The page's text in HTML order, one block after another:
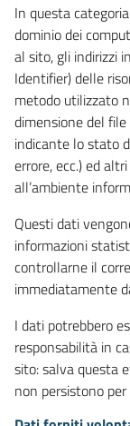
In questa
dominio dei
al sito, gli indirizzi
Identifier) delle
metodo utilizzato
dimensione del
indicante lo stato
errore, ecc.) ed
all’ambiente
Questi dati
informazioni
controllarne il
immediatamente
I dati potrebbero
responsabilità in
sito: salva questa
non persistono